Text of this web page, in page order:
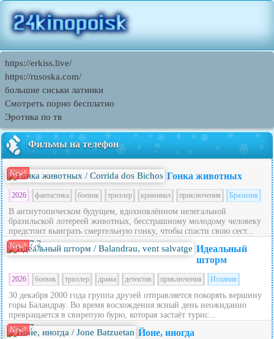
https://erkiss.live/
https://rusoska.com/
большие сиськи латинки
Смотреть порно бесплатно
Эротика по тв
Фильмы на телефон
New! Гонка животных
2026 фантастика боевик триллер криминал приключения Бразилия
В антиутопическом будущем, вдохновлённом нелегальной
бразильской лотереей животных, бесстрашному молодому человеку
предстоит выиграть смертельную гонку, чтобы спасти свою сест...
New! 7.2
Идеальный
шторм
2026 боевик триллер драма детектив приключения Испания
30 декабря 2000 года группа друзей отправляется покорять вершину
горы Баландрау. Во время восхождения ясный день неожиданно
превращается в свирепую бурю, которая застаёт турис...
New! 7 Йоне, иногда